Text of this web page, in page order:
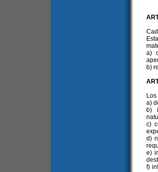
a)
b)
a)
b)
c)
d)
e)
f)